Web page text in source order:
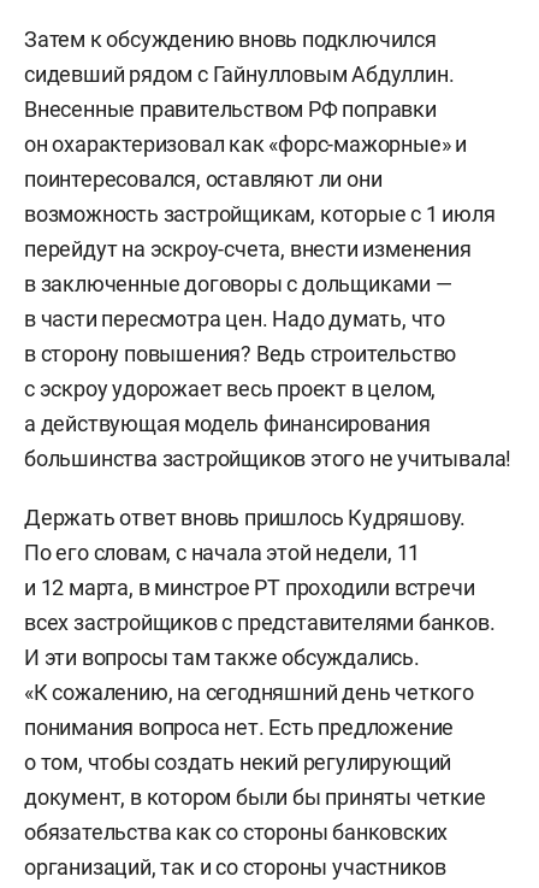
Затем к обсуждению вновь подключился
сидевший рядом с Гайнулловым Абдуллин.
Внесенные правительством РФ поправки
он охарактеризовал как «форс-мажорные» и
поинтересовался, оставляют ли они
возможность застройщикам, которые с 1 июля
перейдут на эскроу-счета, внести изменения
в заключенные договоры с дольщиками —
в части пересмотра цен. Надо думать, что
в сторону повышения? Ведь строительство
с эскроу удорожает весь проект в целом,
а действующая модель финансирования
большинства застройщиков этого не учитывала!
Держать ответ вновь пришлось Кудряшову.
По его словам, с начала этой недели, 11
и 12 марта, в минстрое РТ проходили встречи
всех застройщиков с представителями банков.
И эти вопросы там также обсуждались.
«К сожалению, на сегодняшний день четкого
понимания вопроса нет. Есть предложение
о том, чтобы создать некий регулирующий
документ, в котором были бы приняты четкие
обязательства как со стороны банковских
организаций, так и со стороны участников